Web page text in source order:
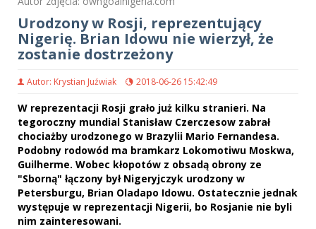
Urodzony w Rosji, reprezentujący
Nigerię. Brian Idowu nie wierzył, że
zostanie dostrzeżony
Autor: Krystian Juźwiak 2018-06-26 15:42:49
W reprezentacji Rosji grało już kilku stranieri. Na
tegoroczny mundial Stanisław Czerczesow zabrał
chociażby urodzonego w Brazylii Mario Fernandesa.
Podobny rodowód ma bramkarz Lokomotiwu Moskwa,
Guilherme. Wobec kłopotów z obsadą obrony ze
"Sborną" łączony był Nigeryjczyk urodzony w
Petersburgu, Brian Oladapo Idowu. Ostatecznie jednak
występuje w reprezentacji Nigerii, bo Rosjanie nie byli
nim zainteresowani.